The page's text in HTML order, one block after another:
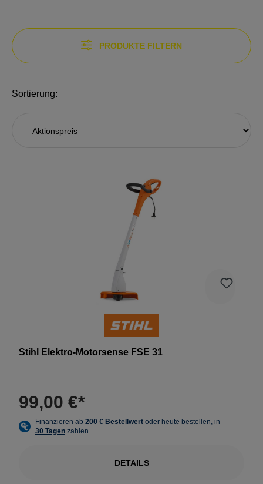
PRODUKTE FILTERN
Sortierung:
Stihl Elektro-Motorsense FSE 31
99,00 €*
DETAILS